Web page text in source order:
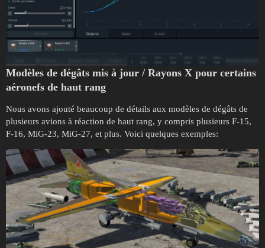
Modèles de dégâts mis à jour / Rayons X pour certains
aéronefs de haut rang
Nous avons ajouté beaucoup de détails aux modèles de dégâts de
plusieurs avions à réaction de haut rang, y compris plusieurs F-15,
F-16, MiG-23, MiG-27, et plus. Voici quelques exemples: